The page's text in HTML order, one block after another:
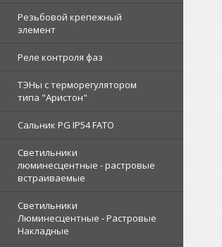
Резьбовой крепежный
элемент
Реле контроля фаз
ТЭНы с терморегулятором
типа "Аристон"
Сальник PG IP54 FATO
Светильники
люминесцентные - растровые
встраиваемые
Светильники
Люминесцентные - Растровые
Накладные